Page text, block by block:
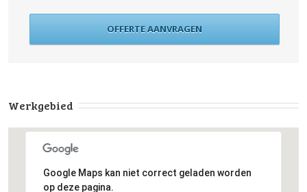
OFFERTE AANVRAGEN
Werkgebied
Google Maps kan niet correct geladen worden
op deze pagina.